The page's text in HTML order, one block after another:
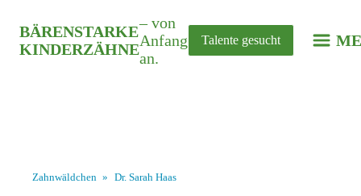
BÄRENSTARKE
KINDERZÄHNE
– von
Anfang
an.
Talente gesucht
Zahnwäldchen » Dr. Sarah Haas